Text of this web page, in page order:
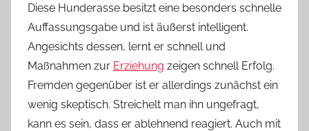
Diese Hunderasse besitzt eine besonders schnelle
Auffassungsgabe und ist äußerst intelligent.
Angesichts dessen, lernt er schnell und
Maßnahmen zur Erziehung zeigen schnell Erfolg.
Fremden gegenüber ist er allerdings zunächst ein
wenig skeptisch. Streichelt man ihn ungefragt,
kann es sein, dass er ablehnend reagiert. Auch mit